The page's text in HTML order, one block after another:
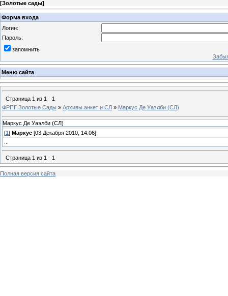
[Золотые сады]
Форма входа
Логин:
Пароль:
запомнить
Меню сайта
Страница 1 из 1
1
ФРПГ Золотые Сады » Архивы анкет и СЛ » Маркус Де Уаэлби (СЛ)
Маркус Де Уаэлби (СЛ)
[1 ] Маркус [03 Декабря 2010, 14:06]
Страница 1 из 1 1
Полная версия сайта